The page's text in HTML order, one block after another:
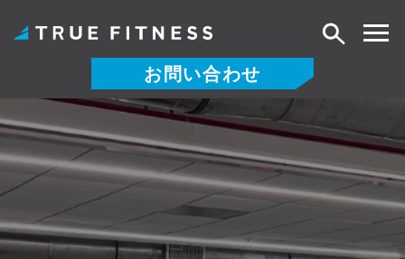
ン
テ
ツ
へ
ス
お問い合わせ
検